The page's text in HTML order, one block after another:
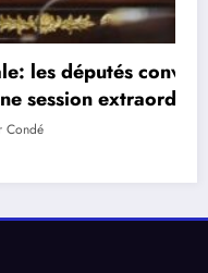
convoqués
extraordinaire.